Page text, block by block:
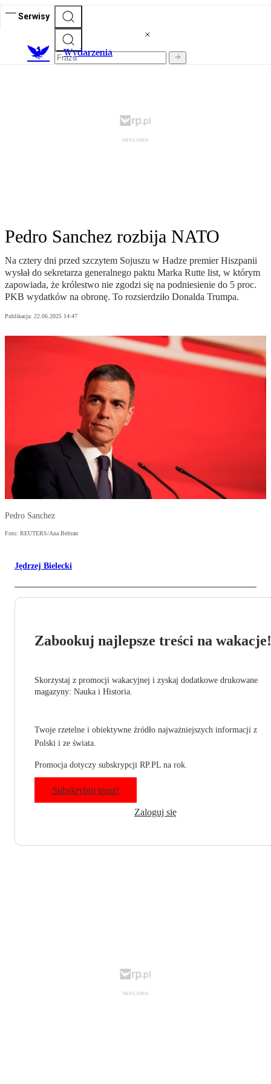
Serwisy
Wydarzenia
Pedro Sanchez rozbija NATO
Na cztery dni przed szczytem Sojuszu w Hadze premier Hiszpanii
wysłał do sekretarza generalnego paktu Marka Rutte list, w którym
zapowiada, że królestwo nie zgodzi się na podniesienie do 5 proc.
PKB wydatków na obronę. To rozsierdziło Donalda Trumpa.
Publikacja: 22.06.2025 14:47
Pedro Sanchez
Foto: REUTERS/Ana Beltran
Jędrzej Bielecki
Zabookuj najlepsze treści na wakacje!
Skorzystaj z promocji wakacyjnej i zyskaj dodatkowe drukowane
magazyny: Nauka i Historia.
Twoje rzetelne i obiektywne źródło najważniejszych informacji z
Polski i ze świata.
Promocja dotyczy subskrypcji RP.PL na rok.
Subskrybuj teraz!
Zaloguj się